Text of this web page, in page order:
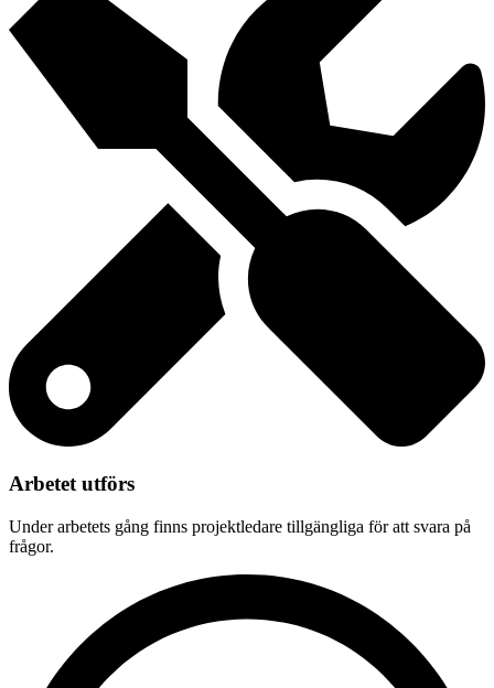
Arbetet utförs
Under arbetets gång finns projektledare tillgängliga för att svara på
frågor.